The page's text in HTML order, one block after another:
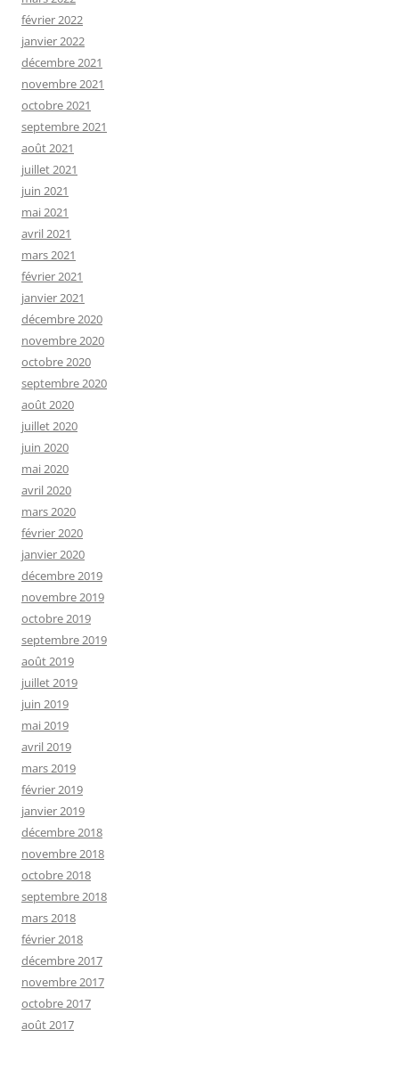
février 2022
janvier 2022
décembre 2021
novembre 2021
octobre 2021
septembre 2021
août 2021
juillet 2021
juin 2021
mai 2021
avril 2021
mars 2021
février 2021
janvier 2021
décembre 2020
novembre 2020
octobre 2020
septembre 2020
août 2020
juillet 2020
juin 2020
mai 2020
avril 2020
mars 2020
février 2020
janvier 2020
décembre 2019
novembre 2019
octobre 2019
septembre 2019
août 2019
juillet 2019
juin 2019
mai 2019
avril 2019
mars 2019
février 2019
janvier 2019
décembre 2018
novembre 2018
octobre 2018
septembre 2018
mars 2018
février 2018
décembre 2017
novembre 2017
octobre 2017
août 2017